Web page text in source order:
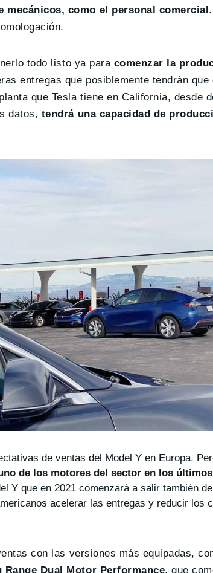
mecánicos, como el personal comercial
todo listo ya para comenzar la
entregas que posiblemente tendrán
que Tesla tiene en California, desde
datos, tendrá una capacidad de
de ventas del Model Y en Europa.
de los motores del sector en los
Y que en 2021 comenzará a salir también
acelerar las entregas y reducir
con las versiones más equipadas,
Range Dual Motor Performance, que